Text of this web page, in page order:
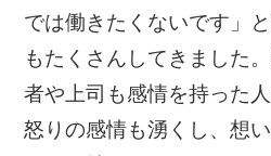
では働きたくないです」
もたくさんしてきました
者や上司も感情を持った
怒りの感情も湧くし、想